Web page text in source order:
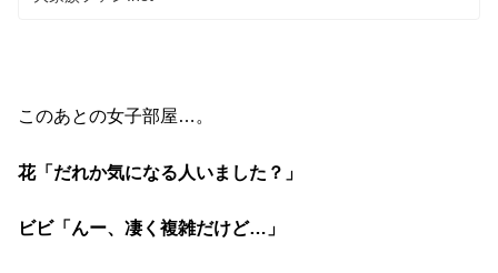
このあとの女子部屋…。
花「だれか気になる人いました？」
ビビ「んー、凄く複雑だけど…」